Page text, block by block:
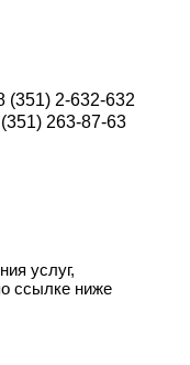
(351) 2-632-632
263-87-63
услуг,
ссылке ниже